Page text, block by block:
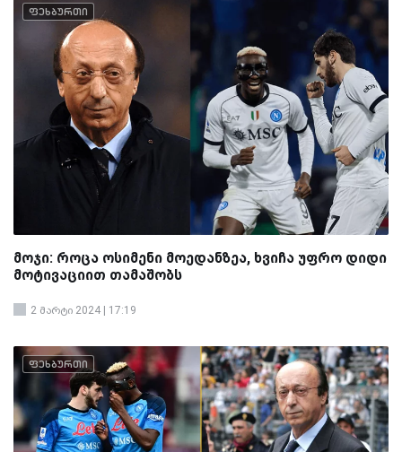
ფეხბურთი
მოჯი: როცა ოსიმენი მოედანზეა, ხვიჩა უფრო დიდი
მოტივაციით თამაშობს
2 მარტი 2024 | 17:19
ფეხბურთი